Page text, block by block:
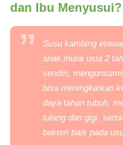
dan Ibu Menyusui?
Susu kambing
anak mulai usia 2
sendiri,
bisa meningkatkan
daya tahan tubuh,
tulang dan gigi,
bakteri baik pada